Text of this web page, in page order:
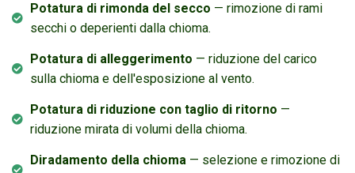
Potatura di rimonda del secco — rimozione di rami
secchi o deperienti dalla chioma.
Potatura di alleggerimento — riduzione del carico
sulla chioma e dell'esposizione al vento.
Potatura di riduzione con taglio di ritorno —
riduzione mirata di volumi della chioma.
Diradamento della chioma— selezione e rimozione di